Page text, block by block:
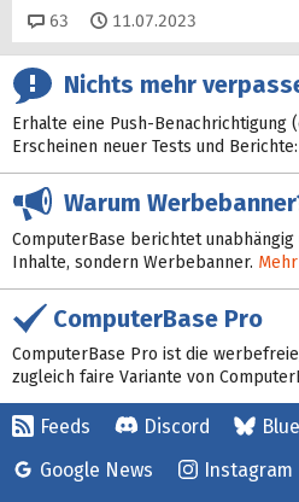
63 Kommentare
11.07.2023
Nichts mehr
Erhalte eine Push-
Erscheinen neuer Tests und Berichte:
Warum
ComputerBase berichtet
Inhalte, sondern Werbebanner.
ComputerBase Pro
ComputerBase Pro ist die
zugleich faire Variante von
Feeds Discord
Google News
Instagram